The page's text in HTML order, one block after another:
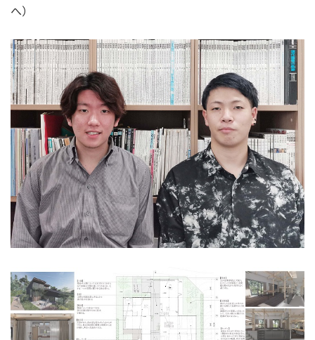
へ）